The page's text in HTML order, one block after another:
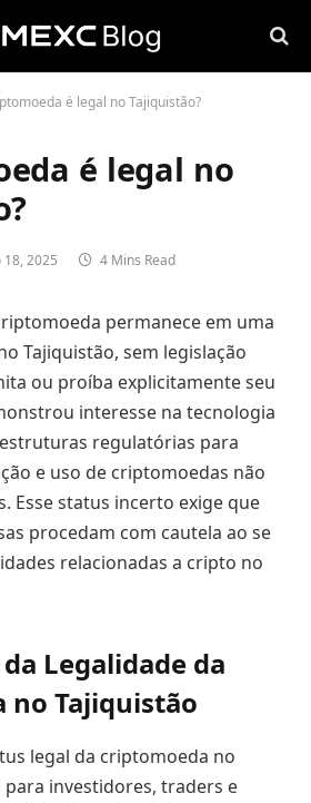
é legal no Tajiquistão?
é legal no
18, 2025 4 Mins Read
permanece em uma
Tajiquistão, sem legislação
ou proíba explicitamente seu
interesse na tecnologia
regulatórias para
e uso de criptomoedas não
Esse status incerto exige que
procedam com cautela ao se
relacionadas a cripto no
Legalidade da
no Tajiquistão
legal da criptomoeda no
para investidores, traders e